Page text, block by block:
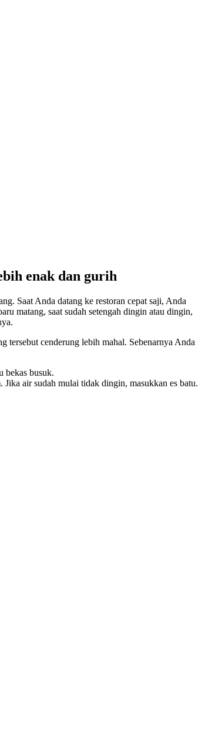
enak dan gurih
Saat Anda datang ke restoran cepat saji, Anda
matang, saat sudah setengah dingin atau dingin,
tersebut cenderung lebih mahal. Sebenarnya Anda
bekas busuk.
Jika air sudah mulai tidak dingin, masukkan es batu.